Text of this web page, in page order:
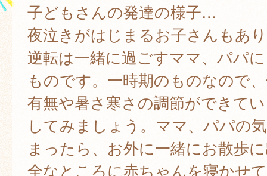
子どもさんの発達の様子…
夜泣きがはじまるお子さんもあ
逆転は一緒に過ごすママ、パパ
ものです。一時期のものなので
有無や暑さ寒さの調節ができて
してみましょう。ママ、パパの
まったら、お外に一緒にお散歩
全なところに赤ちゃんを寝かせ